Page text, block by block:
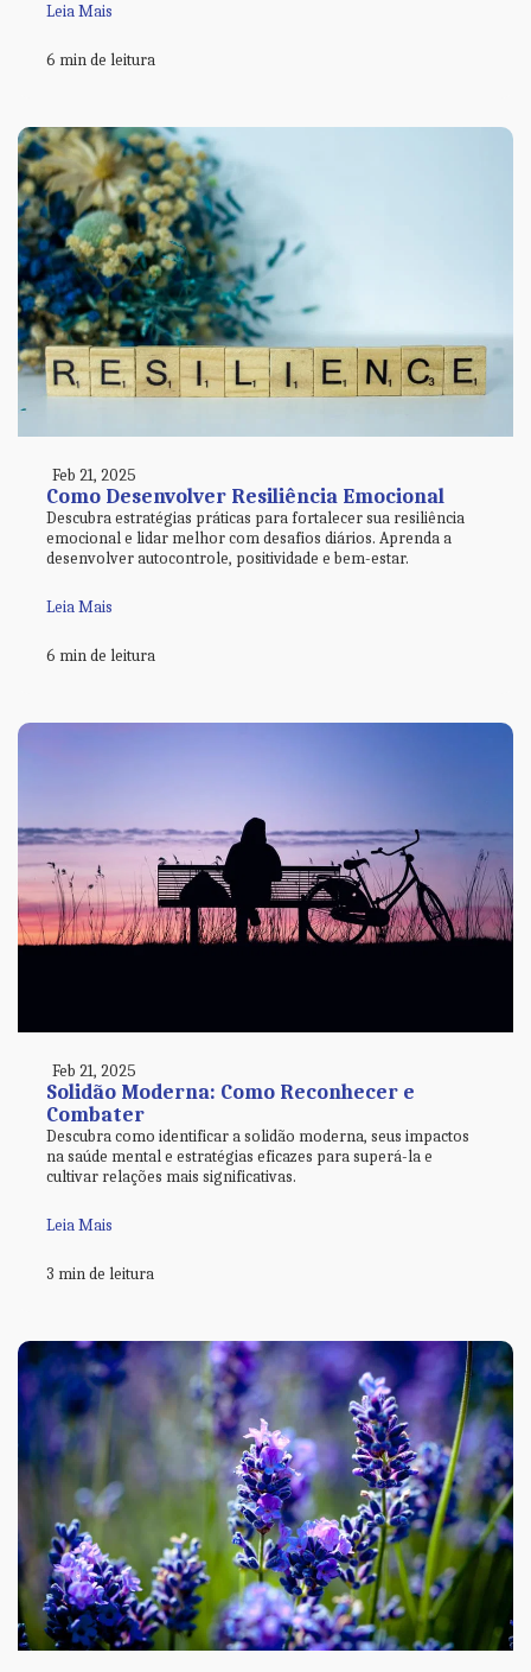
Leia Mais
6 min de leitura
Feb 21, 2025
Como Desenvolver Resiliência Emocional
Descubra estratégias práticas para fortalecer sua resiliência
emocional e lidar melhor com desafios diários. Aprenda a
desenvolver autocontrole, positividade e bem-estar.
Leia Mais
6 min de leitura
Feb 21, 2025
Solidão Moderna: Como Reconhecer e
Combater
Descubra como identificar a solidão moderna, seus impactos
na saúde mental e estratégias eficazes para superá-la e
cultivar relações mais significativas.
Leia Mais
3 min de leitura